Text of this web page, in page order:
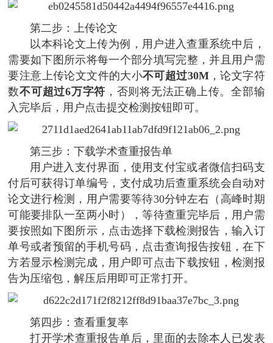
第二步：上传论文
以本科论文上传为例，用户进入查重系统中后，
需要如下图所示将每一个部分填写完整，并且用户需
要注意上传论文文件的大小不可超过30M，论文字符
数不可超过6万字符 ，否则将无法正确上传。全部输
入完毕后，用户点击提交检测按钮即可。
第三步：下载学术查重报告单
用户进入支付界面，使用支付宝或者微信扫码支
付后可获得订单编号，支付成功后查重系统会自动对
论文进行检测，用户需要等待30分钟左右（高峰时期
可能要排队一至两小时），等待查重完毕后，用户需
要按照如下图所示，点击选择下载检测报告，输入订
单号或者预留的手机号码，点击查询报告按钮，在下
方若显示检测完成，用户即可点击下载按钮，检测报
告为压缩包，解压后用即可正常打开。
第四步：查看重复率
打开学术查重报告单后，里面的去除本人已发表